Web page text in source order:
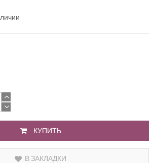
КУПИТЬ
В ЗАКЛАДКИ